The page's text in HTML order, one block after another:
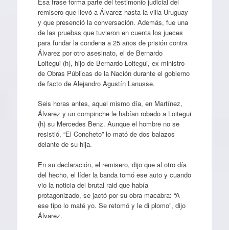
remisero que llevó a Álvarez hasta la villa Uruguay
y que presenció la conversación. Además, fue una
de las pruebas que tuvieron en cuenta los jueces
para fundar la condena a 25 años de prisión contra
Álvarez por otro asesinato, el de Bernardo
Loitegui (h), hijo de Bernardo Loitegui, ex ministro
de Obras Públicas de la Nación durante el gobierno
de facto de Alejandro Agustín Lanusse.
Seis horas antes, aquel mismo día, en Martínez,
Álvarez y un compinche le habían robado a Loitegui
(h) su Mercedes Benz. Aunque el hombre no se
resistió, “El Concheto” lo mató de dos balazos
delante de su hija.
En su declaración, el remisero, dijo que al otro día
del hecho, el líder la banda tomó ese auto y cuando
vio la noticia del brutal raid que había
protagonizado, se jactó por su obra macabra: “A
ese tipo lo maté yo. Se retomó y le di plomo”, dijo
Álvarez.